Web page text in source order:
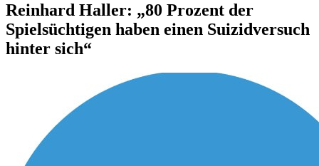
Reinhard Haller: „80 Prozent der
Spielsüchtigen haben einen Suizidversuch
hinter sich“